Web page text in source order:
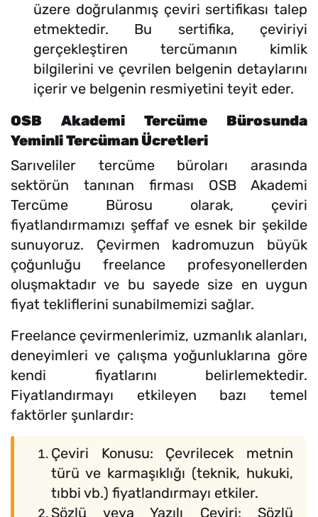
üzere doğrulanmış çeviri sertifikası talep
etmektedir. Bu sertifika, çeviriyi
gerçekleştiren tercümanın kimlik
bilgilerini ve çevrilen belgenin detaylarını
içerir ve belgenin resmiyetini teyit eder.
OSB Akademi Tercüme Bürosunda
Yeminli Tercüman Ücretleri
Sarıveliler tercüme büroları arasında
sektörün tanınan firması OSB Akademi
Tercüme Bürosu olarak, çeviri
fiyatlandırmamızı şeffaf ve esnek bir şekilde
sunuyoruz. Çevirmen kadromuzun büyük
çoğunluğu freelance profesyonellerden
oluşmaktadır ve bu sayede size en uygun
fiyat tekliflerini sunabilmemizi sağlar.
Freelance çevirmenlerimiz, uzmanlık alanları,
deneyimleri ve çalışma yoğunluklarına göre
kendi fiyatlarını belirlemektedir.
Fiyatlandırmayı etkileyen bazı temel
faktörler şunlardır:
Çeviri Konusu: Çevrilecek metnin
türü ve karmaşıklığı (teknik, hukuki,
tıbbi vb.) fiyatlandırmayı etkiler.
Sözlü veya Yazılı Çeviri: Sözlü